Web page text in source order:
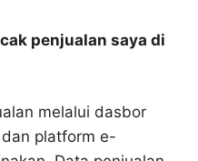
penjualan saya di
melalui dasbor
platform e-